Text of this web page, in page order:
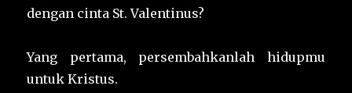
dengan cinta St. Valentinus?
Yang pertama, persembahkanlah hidupmu
untuk Kristus.